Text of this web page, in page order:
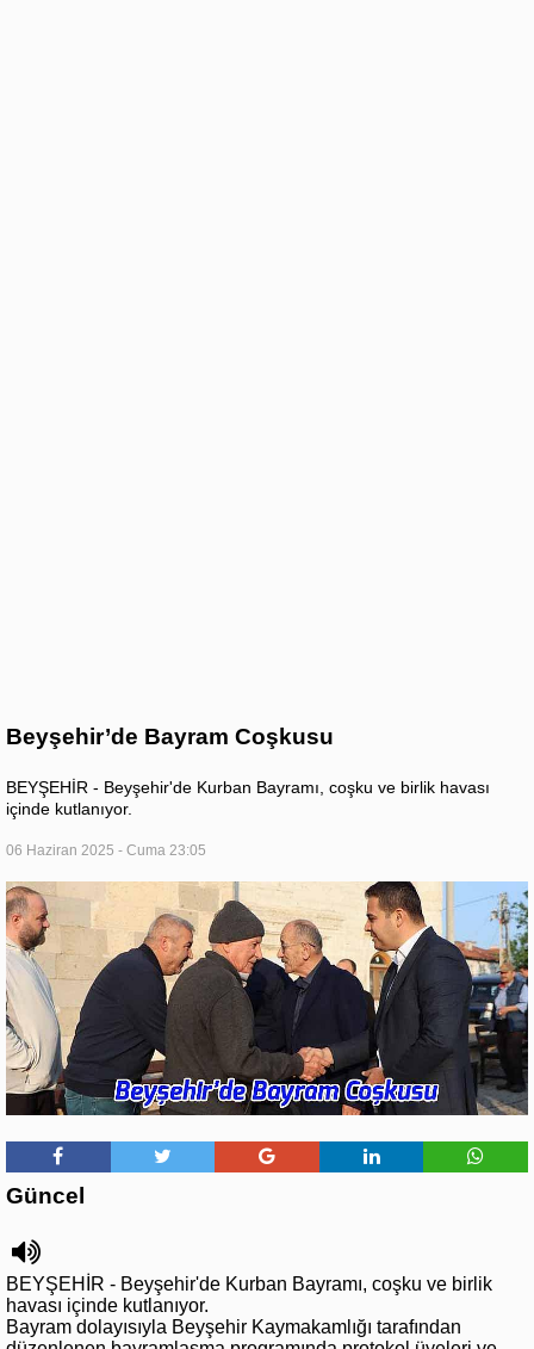
Beyşehir’de Bayram Coşkusu
BEYŞEHİR - Beyşehir'de Kurban Bayramı, coşku ve birlik havası
içinde kutlanıyor.
06 Haziran 2025 - Cuma 23:05
Güncel
BEYŞEHİR - Beyşehir'de Kurban Bayramı, coşku ve birlik
havası içinde kutlanıyor.
Bayram dolayısıyla Beyşehir Kaymakamlığı tarafından